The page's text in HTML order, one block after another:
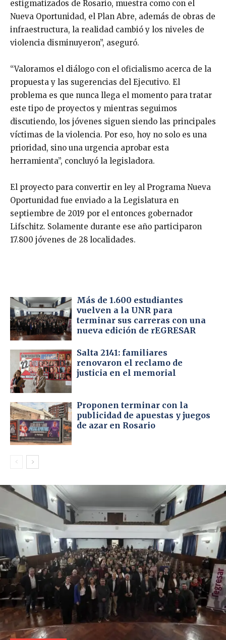
estigmatizados de Rosario, muestra como con el
Nueva Oportunidad, el Plan Abre, además de obras de
infraestructura, la realidad cambió y los niveles de
violencia disminuyeron”, aseguró.
“Valoramos el diálogo con el oficialismo acerca de la
propuesta y las sugerencias del Ejecutivo. El
problema es que nunca llega el momento para tratar
este tipo de proyectos y mientras seguimos
discutiendo, los jóvenes siguen siendo las principales
víctimas de la violencia. Por eso, hoy no solo es una
prioridad, sino una urgencia aprobar esta
herramienta”, concluyó la legisladora.
El proyecto para convertir en ley al Programa Nueva
Oportunidad fue enviado a la Legislatura en
septiembre de 2019 por el entonces gobernador
Lifschitz. Solamente durante ese año participaron
17.800 jóvenes de 28 localidades.
Más de 1.600 estudiantes
vuelven a la UNR para
terminar sus carreras con una
nueva edición de rEGRESAR
Salta 2141: familiares
renovaron el reclamo de
justicia en el memorial
Proponen terminar con la
publicidad de apuestas y juegos
de azar en Rosario